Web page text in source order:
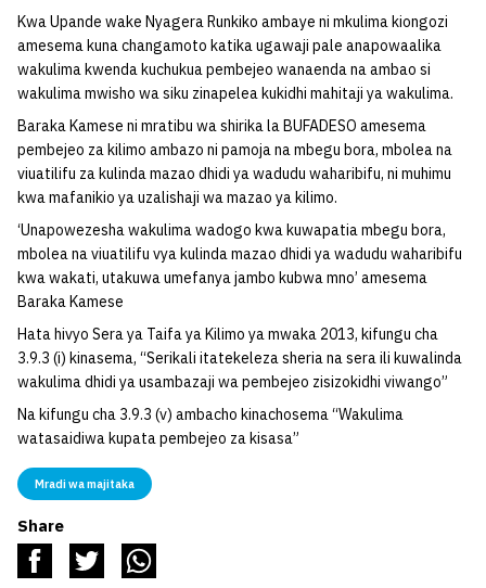
Kwa Upande wake Nyagera Runkiko ambaye ni mkulima kiongozi
amesema kuna changamoto katika ugawaji pale anapowaalika
wakulima kwenda kuchukua pembejeo wanaenda na ambao si
wakulima mwisho wa siku zinapelea kukidhi mahitaji ya wakulima.
Baraka Kamese ni mratibu wa shirika la BUFADESO amesema
pembejeo za kilimo ambazo ni pamoja na mbegu bora, mbolea na
viuatilifu za kulinda mazao dhidi ya wadudu waharibifu, ni muhimu
kwa mafanikio ya uzalishaji wa mazao ya kilimo.
‘Unapowezesha wakulima wadogo kwa kuwapatia mbegu bora,
mbolea na viuatilifu vya kulinda mazao dhidi ya wadudu waharibifu
kwa wakati, utakuwa umefanya jambo kubwa mno’ amesema
Baraka Kamese
Hata hivyo Sera ya Taifa ya Kilimo ya mwaka 2013, kifungu cha
3.9.3 (i) kinasema, “Serikali itatekeleza sheria na sera ili kuwalinda
wakulima dhidi ya usambazaji wa pembejeo zisizokidhi viwango”
Na kifungu cha 3.9.3 (v) ambacho kinachosema “Wakulima
watasaidiwa kupata pembejeo za kisasa”
Mradi wa majitaka
Share